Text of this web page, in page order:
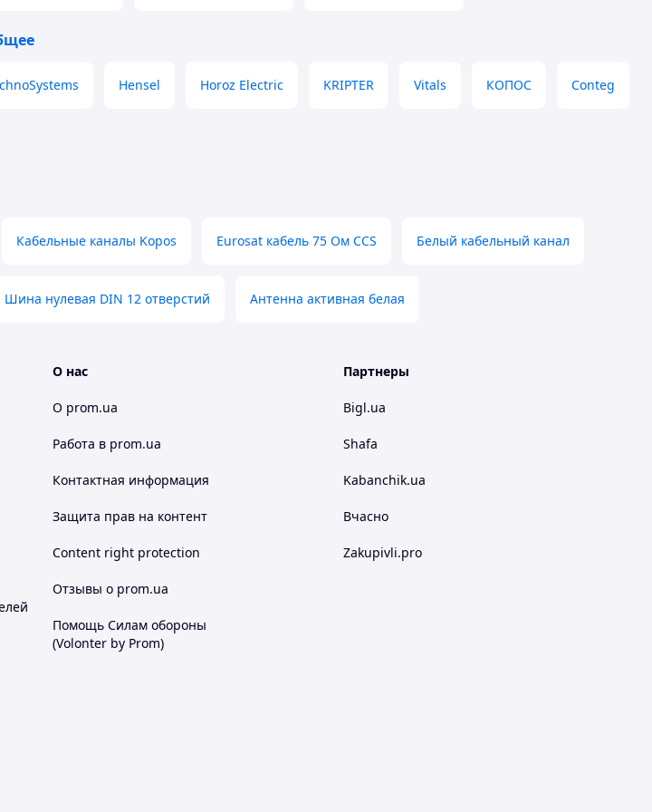
Hensel Horoz Electric KRIPTER Vitals КОПОС Conteg
Кабельные каналы Kopos Eurosat кабель 75 Ом CCS Белый кабельный канал
Шина нулевая DIN 12 отверстий Антенна активная белая
О нас
О prom.ua
Работа в prom.ua
Контактная информация
Защита прав на контент
Content right protection
Отзывы о prom.ua
Помощь Силам обороны
(Volonter by Prom)
Партнеры
Bigl.ua
Shafa
Kabanchik.ua
Вчасно
Zakupivli.pro